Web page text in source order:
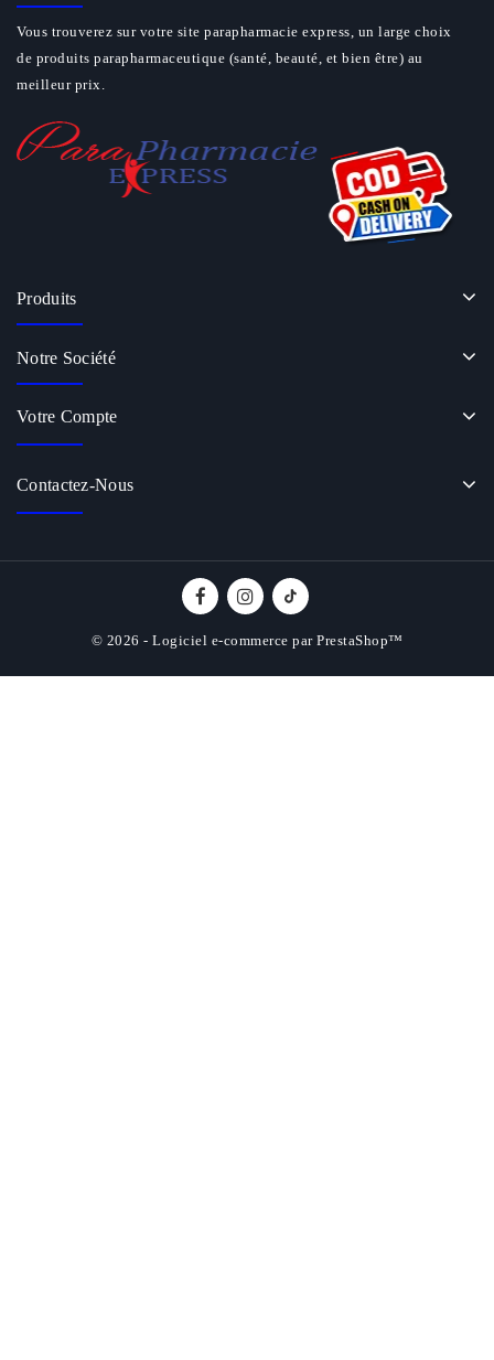
Vous trouverez sur votre site parapharmacie express, un large choix
de produits parapharmaceutique (santé, beauté, et bien être) au
meilleur prix.
Produits
Notre Société
Votre Compte
Contactez-Nous
© 2026 - Logiciel e-commerce par PrestaShop™